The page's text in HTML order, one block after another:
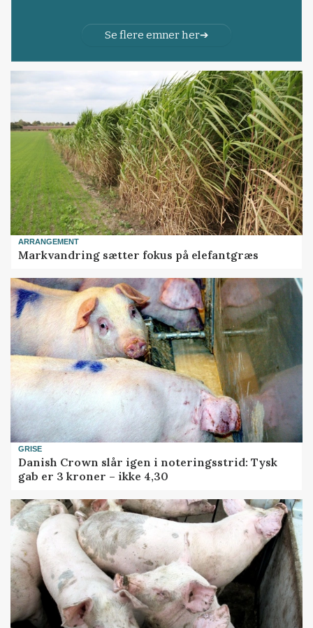
Se flere emner her
ARRANGEMENT
Markvandring sætter fokus på elefantgræs
GRISE
Danish Crown slår igen i noteringsstrid: Tysk
gab er 3 kroner – ikke 4,30